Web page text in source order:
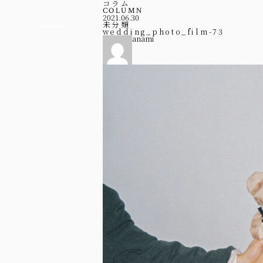
コラム
COLUMN
2021.06.30
未分類
wedding_photo_film-73
anami